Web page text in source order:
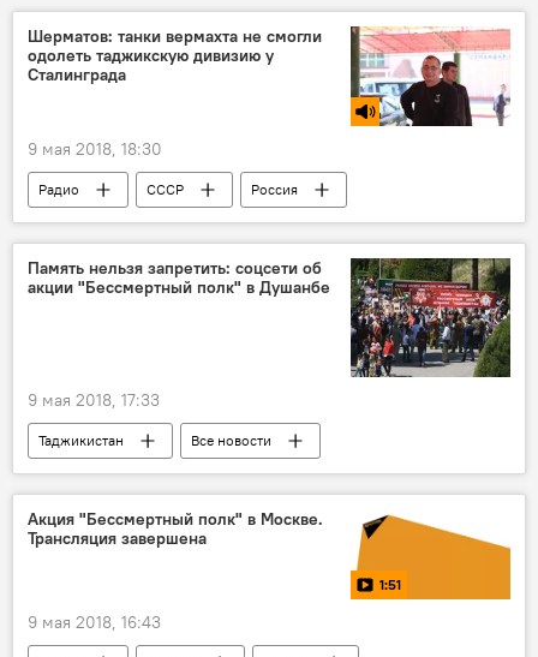
Шерматов: танки вермахта не смогли
одолеть таджикскую дивизию у
Сталинграда
9 мая 2018, 18:30
Радио СССР
Россия
Великая Отечественная война (1941-1945)
Память нельзя запретить: соцсети об
акции "Бессмертный полк" в Душанбе
9 мая 2018, 17:33
Таджикистан
Все новости
Новости Душанбе
Бессмертный полк - 2026
Бессмертный полк Таджикистан - 2026
9 мая - День Победы в Великой Отечественной войне
Акция "Бессмертный полк" в Москве.
Трансляция завершена
1:51
9 мая 2018, 16:43